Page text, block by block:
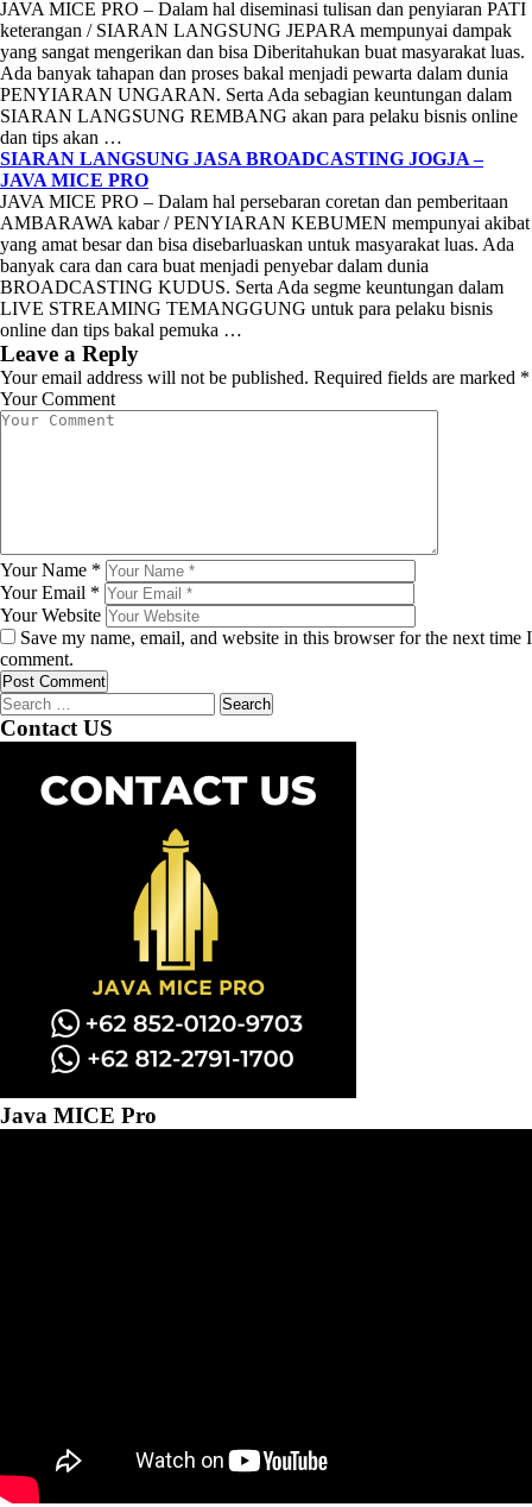
JAVA MICE PRO – Dalam hal diseminasi tulisan dan penyiaran PATI
keterangan / SIARAN LANGSUNG JEPARA mempunyai dampak
yang sangat mengerikan dan bisa Diberitahukan buat masyarakat luas.
Ada banyak tahapan dan proses bakal menjadi pewarta dalam dunia
PENYIARAN UNGARAN. Serta Ada sebagian keuntungan dalam
SIARAN LANGSUNG REMBANG akan para pelaku bisnis online
dan tips akan …
SIARAN LANGSUNG JASA BROADCASTING JOGJA –
JAVA MICE PRO
JAVA MICE PRO – Dalam hal persebaran coretan dan pemberitaan
AMBARAWA kabar / PENYIARAN KEBUMEN mempunyai akibat
yang amat besar dan bisa disebarluaskan untuk masyarakat luas. Ada
banyak cara dan cara buat menjadi penyebar dalam dunia
BROADCASTING KUDUS. Serta Ada segme keuntungan dalam
LIVE STREAMING TEMANGGUNG untuk para pelaku bisnis
online dan tips bakal pemuka …
Leave a Reply
Your email address will not be published. Required fields are marked *
Your Comment
Your Name *
Your Email *
Your Website
Save my name, email, and website in this browser for the next time I
comment.
Search
for:
Contact US
Java MICE Pro